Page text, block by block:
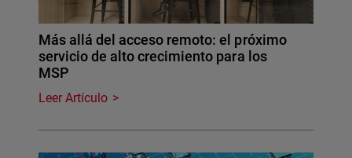
Más allá del acceso remoto: el próximo
servicio de alto crecimiento para los
MSP
Leer Artículo